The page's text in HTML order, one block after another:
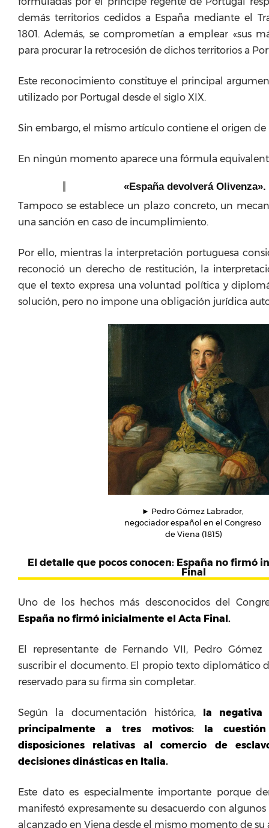
demás territorios cedidos a España mediante el
1801. Además, se comprometían a emplear «sus
para procurar la retrocesión de dichos territorios a
Este reconocimiento constituye el principal
utilizado por Portugal desde el siglo XIX.
Sin embargo, el mismo artículo contiene el origen de
En ningún momento aparece una fórmula
«España devolverá Olivenza».
Tampoco se establece un plazo concreto, un
una sanción en caso de incumplimiento.
Por ello, mientras la interpretación portuguesa
reconoció un derecho de restitución, la
que el texto expresa una voluntad política y
solución, pero no impone una obligación jurídica
► Pedro Gómez Labrador,
negociador español en el Congreso
de Viena (1815)
El detalle que pocos conocen: España no firmó
Final
Uno de los hechos más desconocidos del
España no firmó inicialmente el Acta Final.
El representante de Fernando VII, Pedro Gómez
suscribir el documento. El propio texto diplomático
reservado para su firma sin completar.
Según la documentación histórica, la negativa
principalmente a tres motivos: la
disposiciones relativas al comercio de
decisiones dinásticas en Italia.
Este dato es especialmente importante porque
manifestó expresamente su desacuerdo con
alcanzado en Viena desde el mismo momento de su